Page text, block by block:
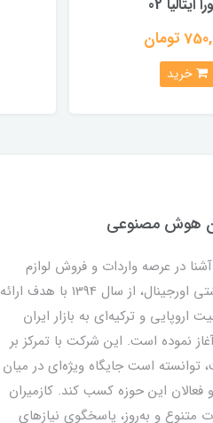
ایتالیا 02
تومان
خرید
هوش مصنوعی
آشنا در عرصه واردات و فروش لوازم
آرایشی و بهداشتی اورجینال، از سال 1394 با هدف ارائه
اروپایی و ترکیه‌ای به بازار ایران
نموده است. این شرکت با تمرکز بر
توانسته است جایگاه ویژه‌ای در میان
این حوزه کسب کند. کازمیران
متنوع و به‌روز، پاسخگوی نیازهای